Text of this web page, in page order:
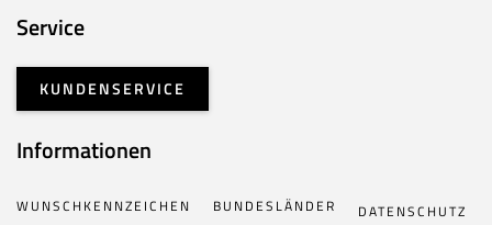
Service
KUNDENSERVICE
Informationen
WUNSCHKENNZEICHEN BUNDESLÄNDER
DATENSCHUTZ